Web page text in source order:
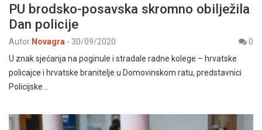
PU brodsko-posavska skromno obilježila
Dan policije
Autor Novagra - 30/09/2020
0
U znak sjećanja na poginule i stradale radne kolege – hrvatske
policajce i hrvatske branitelje u Domovinskom ratu, predstavnici
Policijske…